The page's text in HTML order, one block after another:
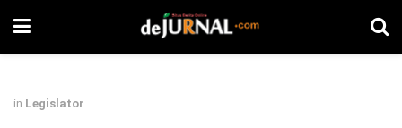
in Legislator